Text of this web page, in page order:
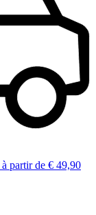
à partir de € 49,90